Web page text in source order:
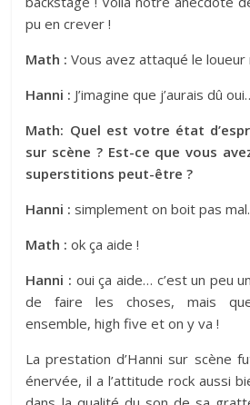
pu en crever !
Math : Vous avez attaqué le loueur
Hanni : J’imagine que j’aurais dû
Math: Quel est votre état
sur scène ? Est-ce que vous
superstitions peut-être ?
Hanni : simplement on boit pas
Math : ok ça aide !
Hanni : oui ça aide… c’est un peu
de faire les choses, mais
ensemble, high five et on y va !
La prestation d’Hanni sur scène
énervée, il a l’attitude rock aussi